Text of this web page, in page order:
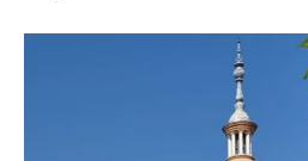
SUSCRIBIR